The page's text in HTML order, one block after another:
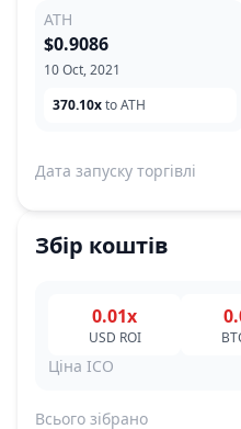
ATH
10 Oct, 2021
$0.9086
370.10xto ATH
Дата запуску торгівлі
Збір коштів
0.01x
USD ROI
Ціна ICO
Всього зібрано